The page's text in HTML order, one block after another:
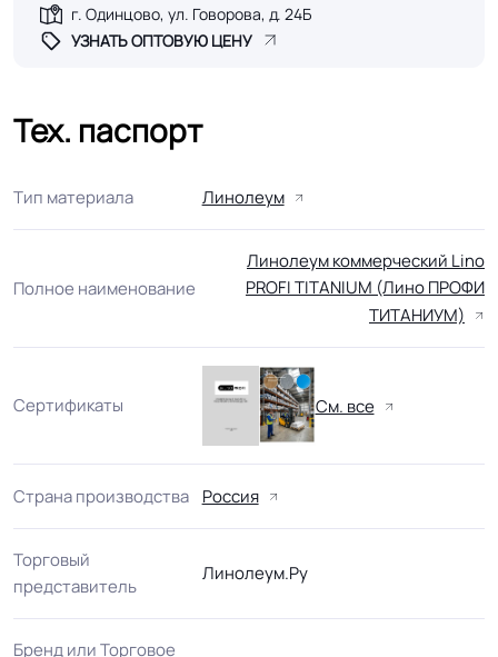
г. Одинцово, ул. Говорова, д. 24Б
УЗНАТЬ ОПТОВУЮ ЦЕНУ
Тех. паспорт
Тип материала Линолеум
Полное наименование
Линолеум коммерческий Lino
PROFI TITANIUM (Лино ПРОФИ
ТИТАНИУМ)
Сертификаты См. все
Страна производства Россия
Торговый
представитель
Линолеум.Ру
Бренд или Торговое